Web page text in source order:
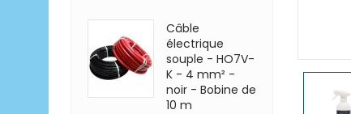
Câble
électrique
souple - HO7V-
K - 4 mm² -
noir - Bobine de
10 m